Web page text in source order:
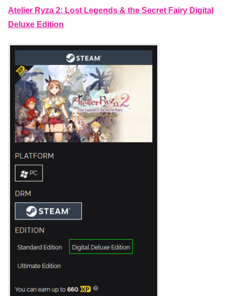
Atelier Ryza 2: Lost Legends & the Secret Fairy Digital
Deluxe Edition